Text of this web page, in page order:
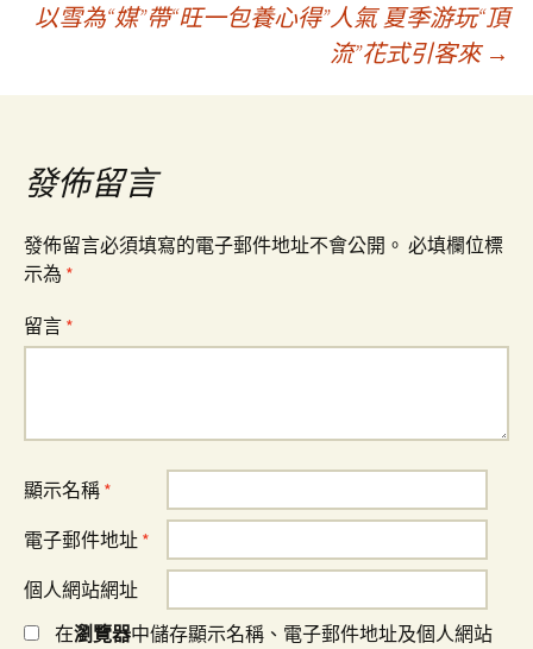
章
導
覽
以雪為“媒”帶“旺一包養心得”人氣 夏季游玩“頂
流”花式引客來 →
發佈留言
發佈留言必須填寫的電子郵件地址不會公開。 必填欄位標
示為 *
留言 *
顯示名稱 *
電子郵件地址 *
個人網站網址
在瀏覽器中儲存顯示名稱、電子郵件地址及個人網站